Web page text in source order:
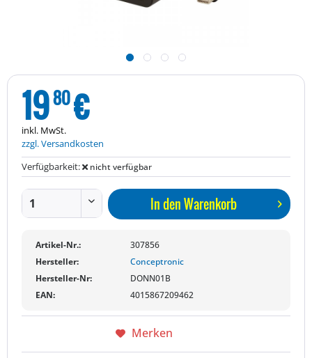
1980€
inkl. MwSt.
zzgl. Versandkosten
Verfügbarkeit:
nicht verfügbar
In denWarenkorb
Artikel-Nr.:
307856
Hersteller:
Conceptronic
Hersteller-Nr:
DONN01B
EAN:
4015867209462
Merken